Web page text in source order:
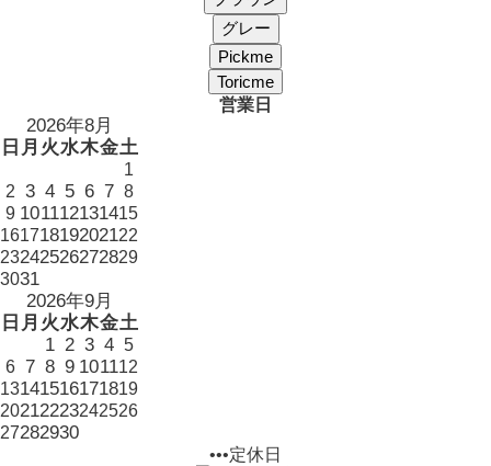
営業日
2026年8月
日 月 火水木金土
1
2 3 4 5 6 7 8
9 101112131415
16171819202122
23242526272829
3031
2026年9月
日 月 火水木金土
1 2 3 4 5
6 7 8 9 101112
13141516171819
20212223242526
27282930
•••定休日